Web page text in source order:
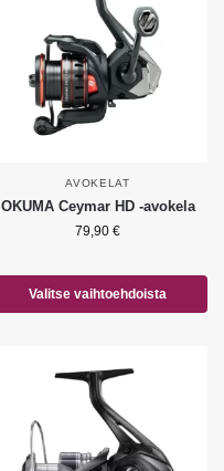
AVOKELAT
OKUMA Ceymar HD -avokela
79,90 €
Valitse vaihtoehdoista